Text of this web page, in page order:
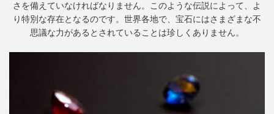
さを備えていなければなりません。このような伝説によって、よ
り特別な存在となるのです。世界各地で、宝石にはさまざまな不
思議な力があるとされていることは珍しくありません。